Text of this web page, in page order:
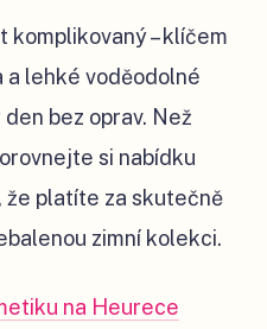
komplikovaný – klíčem
a lehké voděodolné
bez oprav. Než
si nabídku
že platíte za skutečně
zimní kolekci.
na Heurece